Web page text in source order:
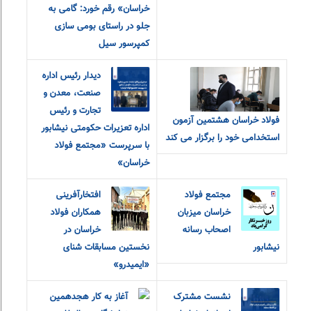
خراسان» رقم خورد: گامی به
جلو در راستای بومی سازی
کمپرسور سیل
فولاد خراسان هشتمین آزمون
استخدامی خود را برگزار می کند
دیدار رئیس اداره
صنعت، معدن و
تجارت و رئیس
اداره تعزیرات حکومتی نیشابور
با سرپرست «مجتمع فولاد
خراسان»
مجتمع فولاد
خراسان میزبان
اصحاب رسانه
نیشابور
افتخارآفرینی
همکاران فولاد
خراسان در
نخستین مسابقات شنای
«ایمیدرو»
نشست مشترک
آغاز به کار هجدهمین